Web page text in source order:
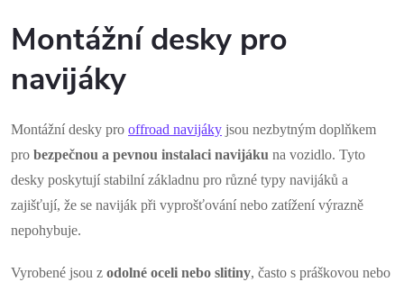
Montážní desky pro
navijáky
Montážní desky pro offroad navijáky jsou nezbytným doplňkem
pro bezpečnou a pevnou instalaci navijáku na vozidlo. Tyto
desky poskytují stabilní základnu pro různé typy navijáků a
zajišťují, že se naviják při vyprošťování nebo zatížení výrazně
nepohybuje.
Vyrobené jsou z odolné oceli nebo slitiny, často s práškovou nebo